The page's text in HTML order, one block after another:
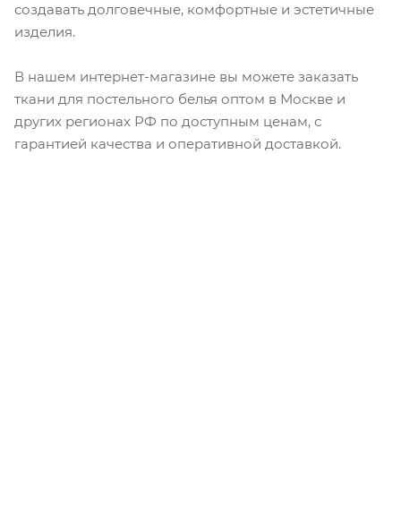
создавать долговечные, комфортные и эстетичные
изделия.
В нашем интернет-магазине вы можете заказать
ткани для постельного белья оптом в Москве и
других регионах РФ по доступным ценам, с
гарантией качества и оперативной доставкой.